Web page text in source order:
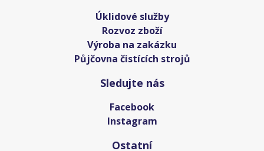
Úklidové služby
Rozvoz zboží
Výroba na zakázku
Půjčovna čistících strojů
Sledujte nás
Facebook
Instagram
Ostatní